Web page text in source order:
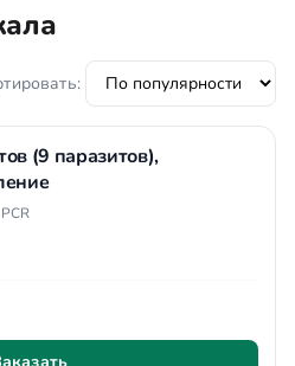
(9 паразитов),